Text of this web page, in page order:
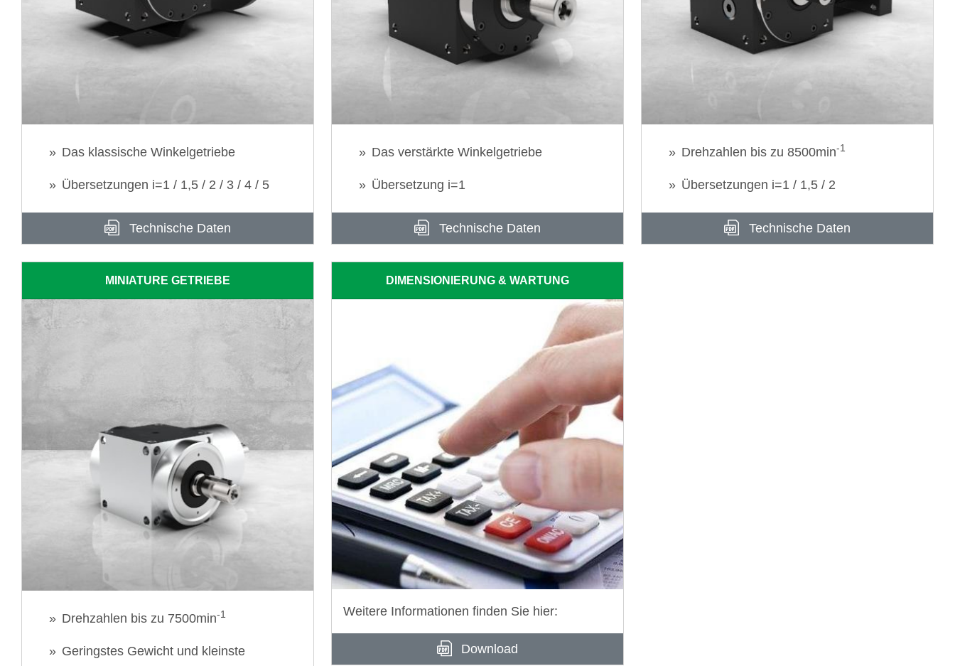
Das klassische Winkelgetriebe
Übersetzungen i=1 / 1,5 / 2 / 3 / 4 / 5
Technische Daten
Das verstärkte Winkelgetriebe
Übersetzung i=1
Technische Daten
Drehzahlen bis zu 8500min-1
Übersetzungen i=1 / 1,5 / 2
Technische Daten
MINIATURE GETRIEBE
Drehzahlen bis zu 7500min-1
Geringstes Gewicht und kleinste
DIMENSIONIERUNG & WARTUNG
Weitere Informationen finden Sie hier:
Download